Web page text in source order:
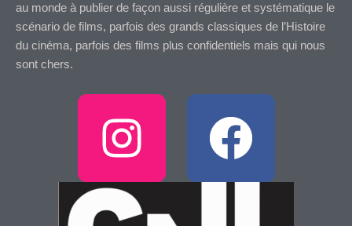
au monde à publier de façon aussi régulière et systématique le
scénario de films, parfois des grands classiques de l’Histoire
du cinéma, parfois des films plus confidentiels mais qui nous
sont chers.
I
n
s
F
a